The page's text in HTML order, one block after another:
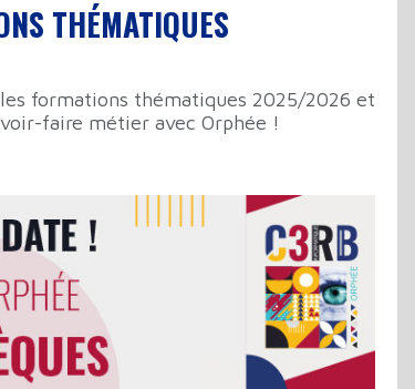
THÉMATIQUES
formations thématiques 2025/2026 et
faire métier avec Orphée !